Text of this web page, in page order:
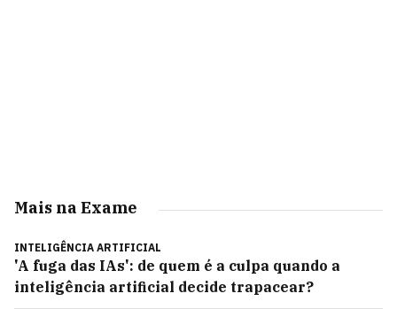
Mais na Exame
INTELIGÊNCIA ARTIFICIAL
'A fuga das IAs': de quem é a culpa quando a
inteligência artificial decide trapacear?